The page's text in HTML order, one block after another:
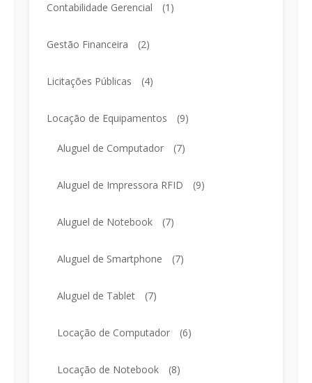
Contabilidade Gerencial (1)
Gestão Financeira (2)
Licitações Públicas (4)
Locação de Equipamentos (9)
Aluguel de Computador (7)
Aluguel de Impressora RFID (9)
Aluguel de Notebook (7)
Aluguel de Smartphone (7)
Aluguel de Tablet (7)
Locação de Computador (6)
Locação de Notebook (8)